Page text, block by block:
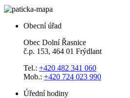
Obecní úřad
Obec Dolní Řasnice
č.p. 153, 464 01 Frýdlant
Tel.: +420 482 341 060
Mob.: +420 724 023 990
Úřední hodiny